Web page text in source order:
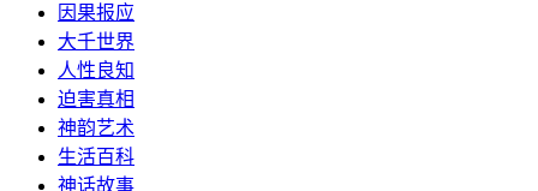
因果报应
大千世界
人性良知
迫害真相
神韵艺术
生活百科
神话故事